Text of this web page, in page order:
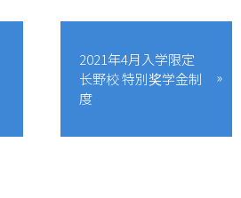
2021年4月入学限定
长野校 特別奖学金制
度